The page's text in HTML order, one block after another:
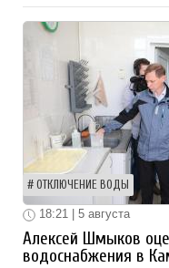
ОТКЛЮЧЕНИЕ ВОДЫ
18:21 | 5 августа
Алексей Шмыков
водоснабжения в